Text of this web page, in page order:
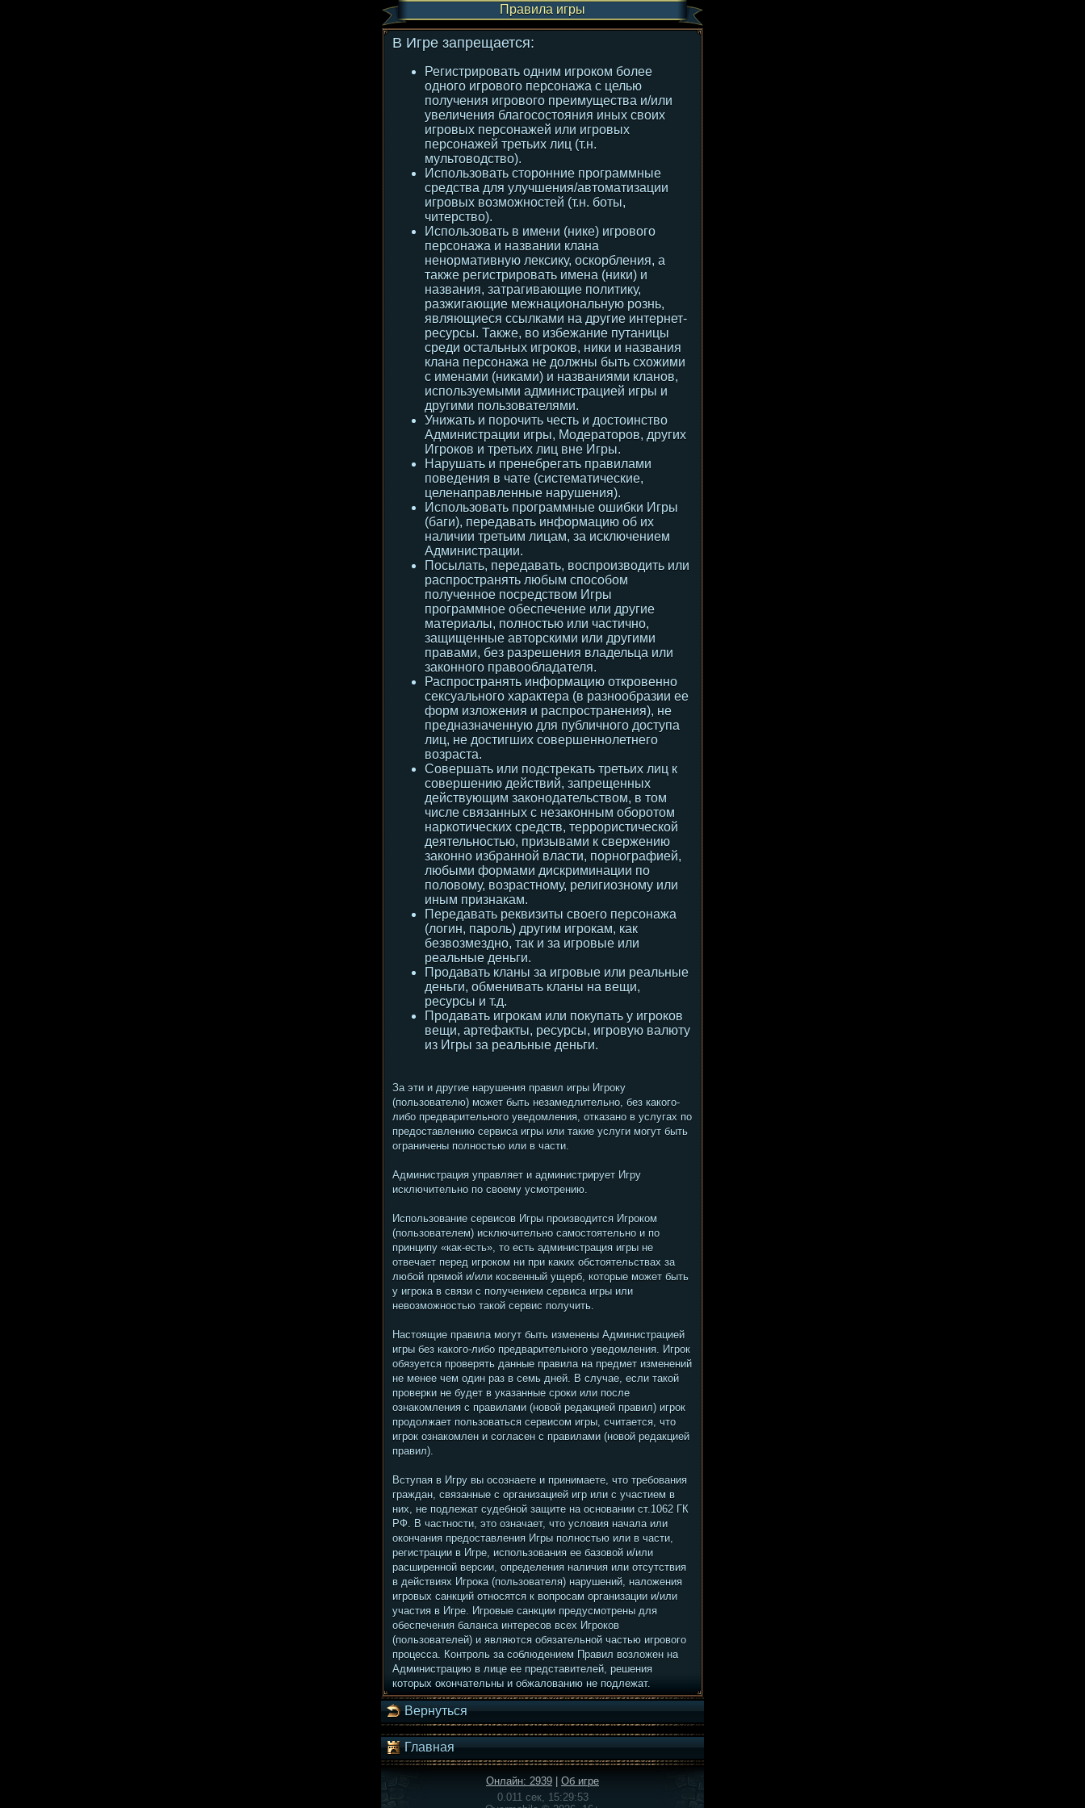
Правила игры
В Игре запрещается:
Регистрировать одним игроком более
одного игрового персонажа с целью
получения игрового преимущества и/или
увеличения благосостояния иных своих
игровых персонажей или игровых
персонажей третьих лиц (т.н.
мультоводство).
Использовать сторонние программные
средства для улучшения/автоматизации
игровых возможностей (т.н. боты,
читерство).
Использовать в имени (нике) игрового
персонажа и названии клана
ненормативную лексику, оскорбления, а
также регистрировать имена (ники) и
названия, затрагивающие политику,
разжигающие межнациональную рознь,
являющиеся ссылками на другие интернет-
ресурсы. Также, во избежание путаницы
среди остальных игроков, ники и названия
клана персонажа не должны быть схожими
с именами (никами) и названиями кланов,
используемыми администрацией игры и
другими пользователями.
Унижать и порочить честь и достоинство
Администрации игры, Модераторов, других
Игроков и третьих лиц вне Игры.
Нарушать и пренебрегать правилами
поведения в чате (систематические,
целенаправленные нарушения).
Использовать программные ошибки Игры
(баги), передавать информацию об их
наличии третьим лицам, за исключением
Администрации.
Посылать, передавать, воспроизводить или
распространять любым способом
полученное посредством Игры
программное обеспечение или другие
материалы, полностью или частично,
защищенные авторскими или другими
правами, без разрешения владельца или
законного правообладателя.
Распространять информацию откровенно
сексуального характера (в разнообразии ее
форм изложения и распространения), не
предназначенную для публичного доступа
лиц, не достигших совершеннолетнего
возраста.
Совершать или подстрекать третьих лиц к
совершению действий, запрещенных
действующим законодательством, в том
числе связанных с незаконным оборотом
наркотических средств, террористической
деятельностью, призывами к свержению
законно избранной власти, порнографией,
любыми формами дискриминации по
половому, возрастному, религиозному или
иным признакам.
Передавать реквизиты своего персонажа
(логин, пароль) другим игрокам, как
безвозмездно, так и за игровые или
реальные деньги.
Продавать кланы за игровые или реальные
деньги, обменивать кланы на вещи,
ресурсы и т.д.
Продавать игрокам или покупать у игроков
вещи, артефакты, ресурсы, игровую валюту
из Игры за реальные деньги.
За эти и другие нарушения правил игры Игроку
(пользователю) может быть незамедлительно, без какого-
либо предварительного уведомления, отказано в услугах по
предоставлению сервиса игры или такие услуги могут быть
ограничены полностью или в части.
Администрация управляет и администрирует Игру
исключительно по своему усмотрению.
Использование сервисов Игры производится Игроком
(пользователем) исключительно самостоятельно и по
принципу «как-есть», то есть администрация игры не
отвечает перед игроком ни при каких обстоятельствах за
любой прямой и/или косвенный ущерб, которые может быть
у игрока в связи с получением сервиса игры или
невозможностью такой сервис получить.
Настоящие правила могут быть изменены Администрацией
игры без какого-либо предварительного уведомления. Игрок
обязуется проверять данные правила на предмет изменений
не менее чем один раз в семь дней. В случае, если такой
проверки не будет в указанные сроки или после
ознакомления с правилами (новой редакцией правил) игрок
продолжает пользоваться сервисом игры, считается, что
игрок ознакомлен и согласен с правилами (новой редакцией
правил).
Вступая в Игру вы осознаете и принимаете, что требования
граждан, связанные с организацией игр или с участием в
них, не подлежат судебной защите на основании ст.1062 ГК
РФ. В частности, это означает, что условия начала или
окончания предоставления Игры полностью или в части,
регистрации в Игре, использования ее базовой и/или
расширенной версии, определения наличия или отсутствия
в действиях Игрока (пользователя) нарушений, наложения
игровых санкций относятся к вопросам организации и/или
участия в Игре. Игровые санкции предусмотрены для
обеспечения баланса интересов всех Игроков
(пользователей) и являются обязательной частью игрового
процесса. Контроль за соблюдением Правил возложен на
Администрацию в лице ее представителей, решения
которых окончательны и обжалованию не подлежат.
Вернуться
Главная
Онлайн: 2939
Об игре
0.011 сек, 15:29:53